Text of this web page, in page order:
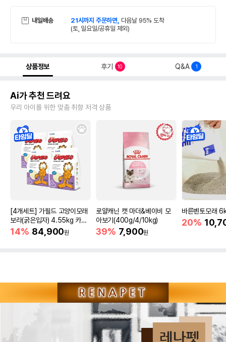
내일배송 21시까지 주문하면, 다음날 95% 도착
(토, 일요일/공휴일 제외)
상품정보 후기 10 Q&A 1
Ai가 추천 드려요
우리 아이를 위한 맞춤 취향 저격 상품
[4개세트] 가필드 고양이모래
보라(굵은입자) 4.55kg 카사
바모래
14% 84,900원
로얄캐닌 캣 마더&베이비 모
아보기(400g/4/10kg)
39% 7,900원
바른벤토모래
20%